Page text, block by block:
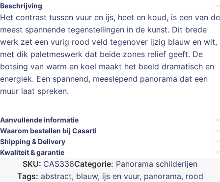
Beschrijving
Het contrast tussen vuur en ijs, heet en koud, is een van de
meest spannende tegenstellingen in de kunst. Dit brede
werk zet een vurig rood veld tegenover ijzig blauw en wit,
met dik paletmeswerk dat beide zones relief geeft. De
botsing van warm en koel maakt het beeld dramatisch en
energiek. Een spannend, meeslepend panorama dat een
muur laat spreken.
Aanvullende informatie
Waarom bestellen bij Casarti
Shipping & Delivery
Kwaliteit & garantie
SKU: CAS336Categorie: Panorama schilderijen
Tags: abstract, blauw, ijs en vuur, panorama, rood